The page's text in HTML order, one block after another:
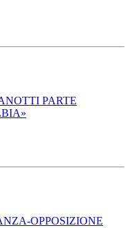
PARTE
OPPOSIZIONE